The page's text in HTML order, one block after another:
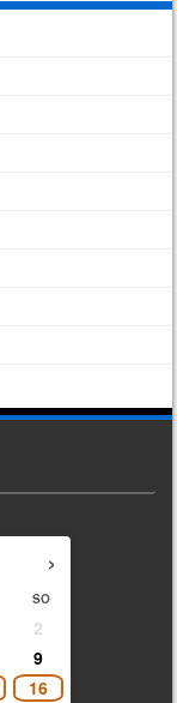
›
SO
2
9
16